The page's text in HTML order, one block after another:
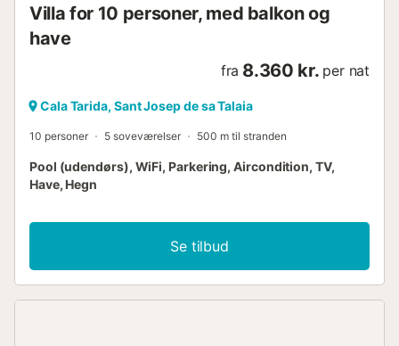
Villa for 10 personer, med balkon og
have
fra 8.360 kr. per nat
Cala Tarida, Sant Josep de sa Talaia
10 personer 5 soveværelser 500 m til stranden
Pool (udendørs), WiFi, Parkering, Aircondition, TV,
Have, Hegn
Se tilbud